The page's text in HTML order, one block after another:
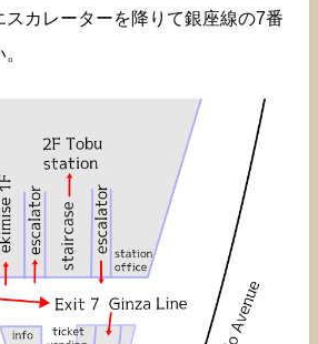
スカレーターを降りて銀座線の7番